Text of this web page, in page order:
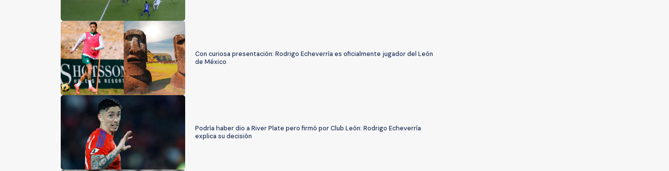
Con curiosa presentación: Rodrigo Echeverría es oficialmente jugador del León
de México
Podría haber dio a River Plate pero firmó por Club León: Rodrigo Echeverría
explica su decisión